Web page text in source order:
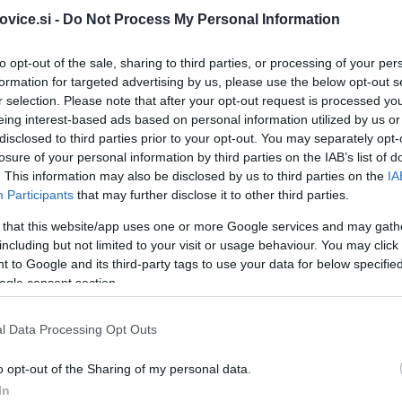
- Do Not Process My Personal Information
opt-out of the sale, sharing to third parties, or processing of your
for targeted advertising by us, please use the below opt-out
selection. Please note that after your opt-out request is processed
interest-based ads based on personal information utilized by us
to third parties prior to your opt-out. You may separately
of your personal information by third parties on the IAB’s list of
This information may also be disclosed by us to third parties on the
Participants that may further disclose it to other third parties.
that this website/app uses one or more Google services and may
but not limited to your visit or usage behaviour. You may
to Google and its third-party tags to use your data for below
consent section.
Data Processing Opt Outs
opt-out of the Sharing of my personal data.
Foto: Občina Ravne
1. mednarodni prijateljski turnir Šiške skokih z
ŠD Partizan Ravne ponovno pokazali izvrstno formo ter
Kragelnik 2., Nika Hribernik 7., Frida Lampreht 10., Zala
1. mesto.